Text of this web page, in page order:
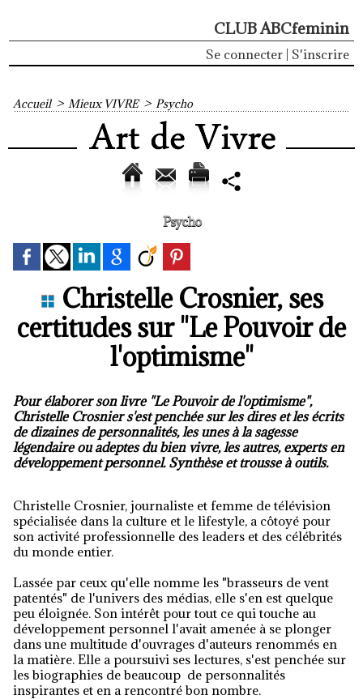
CLUB ABCfeminin
Se connecter S'inscrire
Accueil > Mieux VIVRE > Psycho
Psycho
Christelle Crosnier, ses
certitudes sur "Le Pouvoir de
l'optimisme"
Pour élaborer son livre "Le Pouvoir de l'optimisme",
Christelle Crosnier s'est penchée sur les dires et les écrits
de dizaines de personnalités, les unes à la sagesse
légendaire ou adeptes du bien vivre, les autres, experts en
développement personnel. Synthèse et trousse à outils.
Christelle Crosnier, journaliste et femme de télévision
spécialisée dans la culture et le lifestyle, a côtoyé pour
son activité professionnelle des leaders et des célébrités
du monde entier.
Lassée par ceux qu'elle nomme les "brasseurs de vent
patentés" de l'univers des médias, elle s'en est quelque
peu éloignée. Son intérêt pour tout ce qui touche au
développement personnel l'avait amenée à se plonger
dans une multitude d'ouvrages d'auteurs renommés en
la matière. Elle a poursuivi ses lectures, s'est penchée sur
les biographies de beaucoup de personnalités
inspirantes et en a rencontré bon nombre.